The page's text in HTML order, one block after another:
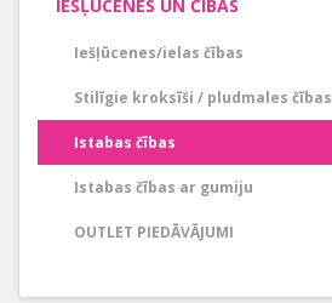
IEŠĻŪCENES UN ČĪBAS
Iešļūcenes/ielas čības
Stilīgie kroksīši / pludmales čības
Istabas čības
Istabas čības ar gumiju
OUTLET PIEDĀVĀJUMI